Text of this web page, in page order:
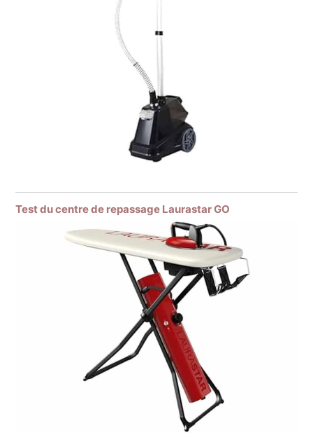
Test du centre de repassage Laurastar GO